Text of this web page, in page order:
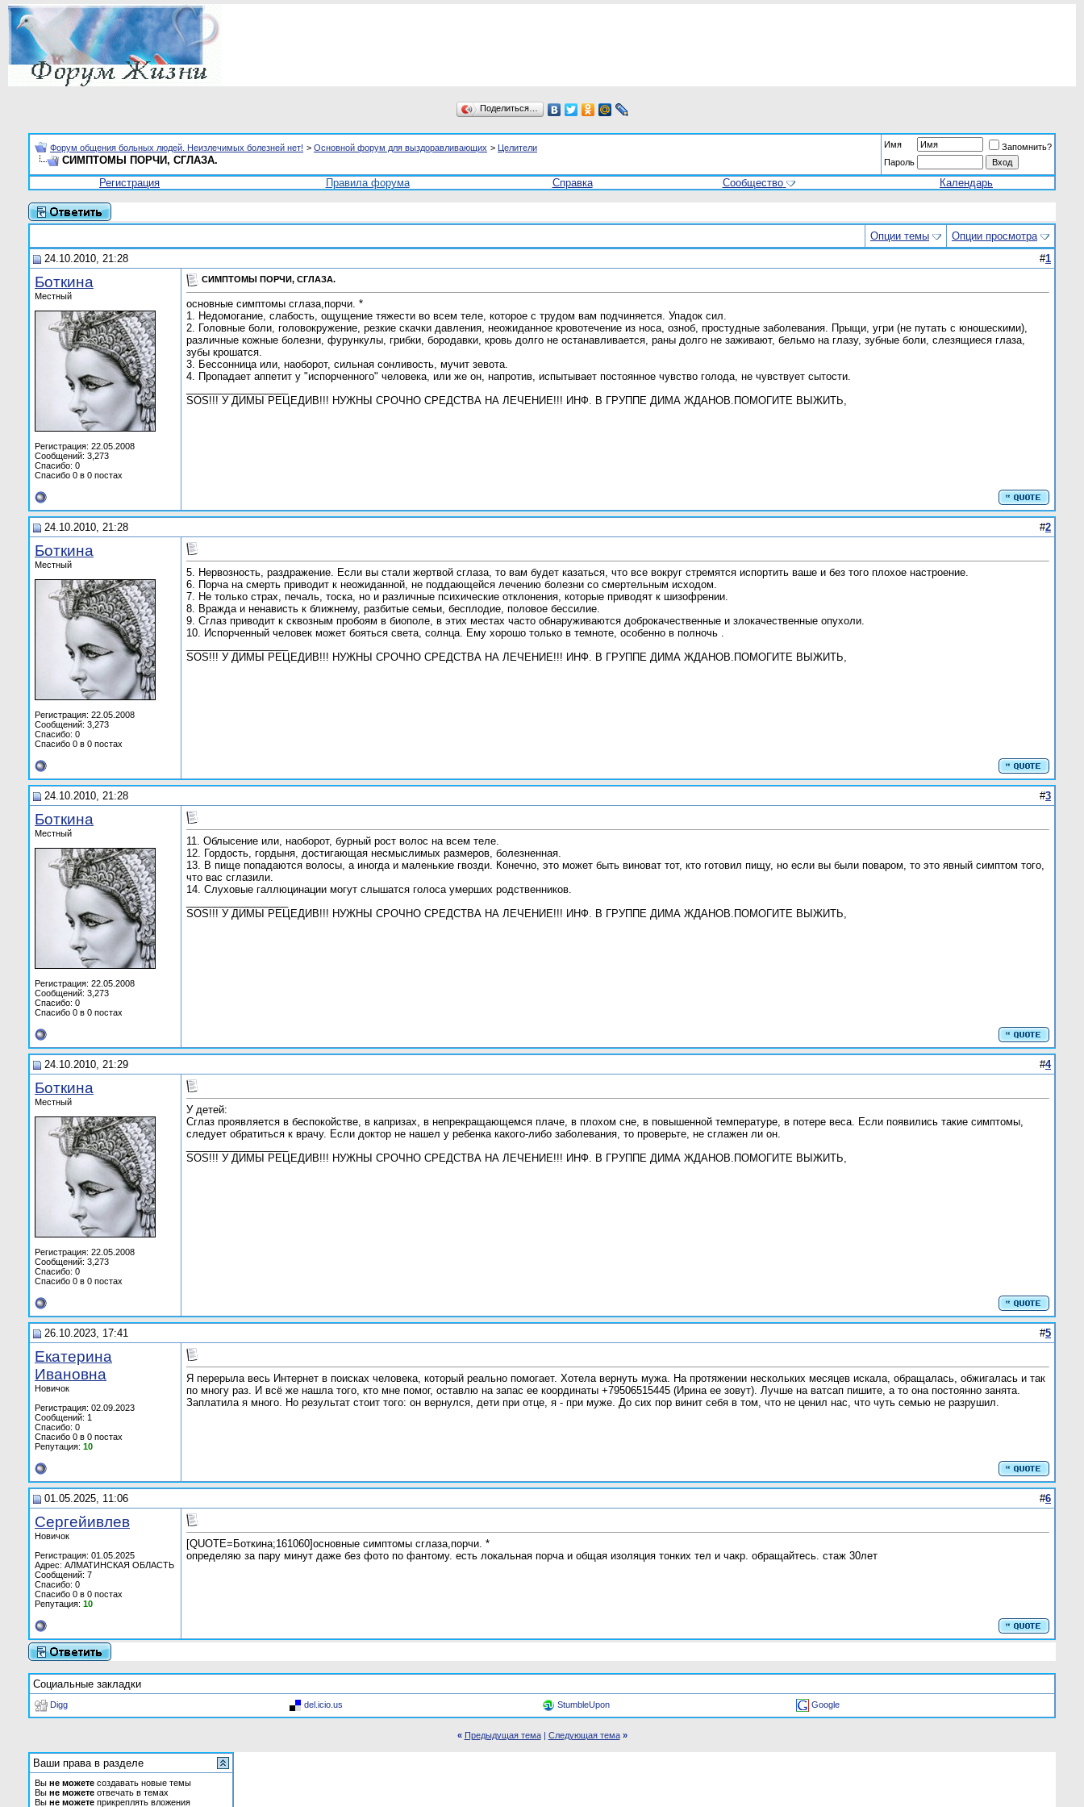
Поделиться…
Форум общения больных людей. Неизлечимых болезней нет! > Основной форум для выздоравливающих > Целители
СИМПТОМЫ ПОРЧИ, СГЛАЗА.
Имя
Запомнить?
Пароль
Регистрация Правила форума Справка Сообщество Календарь
Опции темы
Опции просмотра
24.10.2010, 21:28
#1
Боткина
Местный
Регистрация: 22.05.2008
Сообщений: 3,273
Спасибо: 0
Спасибо 0 в 0 постах
СИМПТОМЫ ПОРЧИ, СГЛАЗА.
основные симптомы сглаза,порчи. *
1. Недомогание, слабость, ощущение тяжести во всем теле, которое с трудом вам подчиняется. Упадок сил.
2. Головные боли, головокружение, резкие скачки давления, неожиданное кровотечение из носа, озноб, простудные заболевания. Прыщи, угри (не путать с юношескими),
различные кожные болезни, фурункулы, грибки, бородавки, кровь долго не останавливается, раны долго не заживают, бельмо на глазу, зубные боли, слезящиеся глаза,
зубы крошатся.
3. Бессонница или, наоборот, сильная сонливость, мучит зевота.
4. Пропадает аппетит у "испорченного" человека, или же он, напротив, испытывает постоянное чувство голода, не чувствует сытости.
SOS!!! У ДИМЫ РЕЦЕДИВ!!! НУЖНЫ СРОЧНО СРЕДСТВА НА ЛЕЧЕНИЕ!!! ИНФ. В ГРУППЕ ДИМА ЖДАНОВ.ПОМОГИТЕ ВЫЖИТЬ,
24.10.2010, 21:28 #2
Боткина
Местный
Регистрация: 22.05.2008
Сообщений: 3,273
Спасибо: 0
Спасибо 0 в 0 постах
5. Нервозность, раздражение. Если вы стали жертвой сглаза, то вам будет казаться, что все вокруг стремятся испортить ваше и без того плохое настроение.
6. Порча на смерть приводит к неожиданной, не поддающейся лечению болезни со смертельным исходом.
7. Не только страх, печаль, тоска, но и различные психические отклонения, которые приводят к шизофрении.
8. Вражда и ненависть к ближнему, разбитые семьи, бесплодие, половое бессилие.
9. Сглаз приводит к сквозным пробоям в биополе, в этих местах часто обнаруживаются доброкачественные и злокачественные опухоли.
10. Испорченный человек может бояться света, солнца. Ему хорошо только в темноте, особенно в полночь .
SOS!!! У ДИМЫ РЕЦЕДИВ!!! НУЖНЫ СРОЧНО СРЕДСТВА НА ЛЕЧЕНИЕ!!! ИНФ. В ГРУППЕ ДИМА ЖДАНОВ.ПОМОГИТЕ ВЫЖИТЬ,
24.10.2010, 21:28 #3
Боткина
Местный
Регистрация: 22.05.2008
Сообщений: 3,273
Спасибо: 0
Спасибо 0 в 0 постах
11. Облысение или, наоборот, бурный рост волос на всем теле.
12. Гордость, гордыня, достигающая несмыслимых размеров, болезненная.
13. В пище попадаются волосы, а иногда и маленькие гвозди. Конечно, это может быть виноват тот, кто готовил пищу, но если вы были поваром, то это явный симптом того,
что вас сглазили.
14. Слуховые галлюцинации могут слышатся голоса умерших родственников.
SOS!!! У ДИМЫ РЕЦЕДИВ!!! НУЖНЫ СРОЧНО СРЕДСТВА НА ЛЕЧЕНИЕ!!! ИНФ. В ГРУППЕ ДИМА ЖДАНОВ.ПОМОГИТЕ ВЫЖИТЬ,
24.10.2010, 21:29 #4
Боткина
Местный
Регистрация: 22.05.2008
Сообщений: 3,273
Спасибо: 0
Спасибо 0 в 0 постах
У детей:
Сглаз проявляется в беспокойстве, в капризах, в непрекращающемся плаче, в плохом сне, в повышенной температуре, в потере веса. Если появились такие симптомы,
следует обратиться к врачу. Если доктор не нашел у ребенка какого-либо заболевания, то проверьте, не сглажен ли он.
SOS!!! У ДИМЫ РЕЦЕДИВ!!! НУЖНЫ СРОЧНО СРЕДСТВА НА ЛЕЧЕНИЕ!!! ИНФ. В ГРУППЕ ДИМА ЖДАНОВ.ПОМОГИТЕ ВЫЖИТЬ,
26.10.2023, 17:41 #5
Екатерина
Ивановна
Новичок
Регистрация: 02.09.2023
Сообщений: 1
Спасибо: 0
Спасибо 0 в 0 постах
Репутация: 10
Я перерыла весь Интернет в поисках человека, который реально помогает. Хотела вернуть мужа. На протяжении нескольких месяцев искала, обращалась, обжигалась и так
по многу раз. И всё же нашла того, кто мне помог, оставлю на запас ее координаты +79506515445 (Ирина ее зовут). Лучше на ватсап пишите, а то она постоянно занята.
Заплатила я много. Но результат стоит того: он вернулся, дети при отце, я - при муже. До сих пор винит себя в том, что не ценил нас, что чуть семью не разрушил.
01.05.2025, 11:06 #6
Сергейивлев
Новичок
Регистрация: 01.05.2025
Адрес: АЛМАТИНСКАЯ ОБЛАСТЬ
Сообщений: 7
Спасибо: 0
Спасибо 0 в 0 постах
Репутация: 10
[QUOTE=Боткина;161060]основные симптомы сглаза,порчи. *
определяю за пару минут даже без фото по фантому. есть локальная порча и общая изоляция тонких тел и чакр. обращайтесь. стаж 30лет
Социальные закладки
Digg del.icio.us StumbleUpon Google
« Предыдущая тема| Следующая тема »
Ваши права в разделе
Вы не можете создавать новые темы
Вы не можете отвечать в темах
Вы не можете прикреплять вложения